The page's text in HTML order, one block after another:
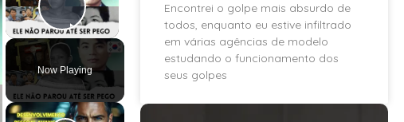
Play Video
Now Playing
Encontrei o golpe mais absurdo de
todos, enquanto eu estive infiltrado
em várias agências de modelo
estudando o funcionamento dos
seus golpes